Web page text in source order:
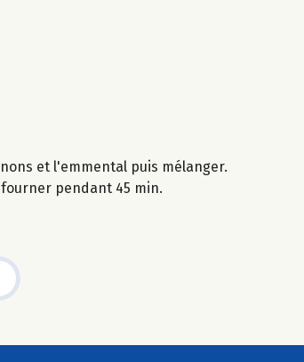
et l'emmental puis mélanger.
pendant 45 min.